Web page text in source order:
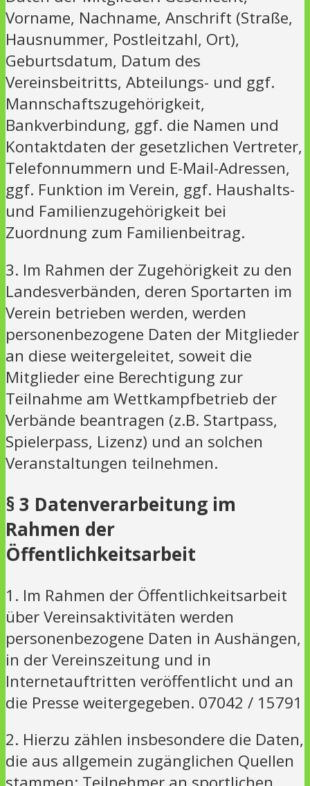
Vorname, Nachname, Anschrift (Straße,
Hausnummer, Postleitzahl, Ort),
Geburtsdatum, Datum des
Vereinsbeitritts, Abteilungs- und ggf.
Mannschaftszugehörigkeit,
Bankverbindung, ggf. die Namen und
Kontaktdaten der gesetzlichen Vertreter,
Telefonnummern und E-Mail-Adressen,
ggf. Funktion im Verein, ggf. Haushalts-
und Familienzugehörigkeit bei
Zuordnung zum Familienbeitrag.
3. Im Rahmen der Zugehörigkeit zu den
Landesverbänden, deren Sportarten im
Verein betrieben werden, werden
personenbezogene Daten der Mitglieder
an diese weitergeleitet, soweit die
Mitglieder eine Berechtigung zur
Teilnahme am Wettkampfbetrieb der
Verbände beantragen (z.B. Startpass,
Spielerpass, Lizenz) und an solchen
Veranstaltungen teilnehmen.
§ 3 Datenverarbeitung im
Rahmen der
Öffentlichkeitsarbeit
1. Im Rahmen der Öffentlichkeitsarbeit
über Vereinsaktivitäten werden
personenbezogene Daten in Aushängen,
in der Vereinszeitung und in
Internetauftritten veröffentlicht und an
die Presse weitergegeben. 07042 / 15791
2. Hierzu zählen insbesondere die Daten,
die aus allgemein zugänglichen Quellen